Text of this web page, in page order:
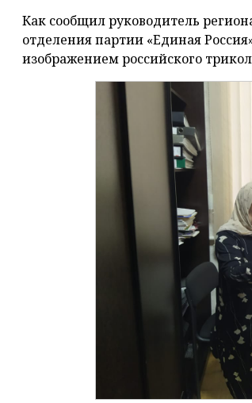
Как сообщил руководитель
отделения партии «Единая
изображением российского